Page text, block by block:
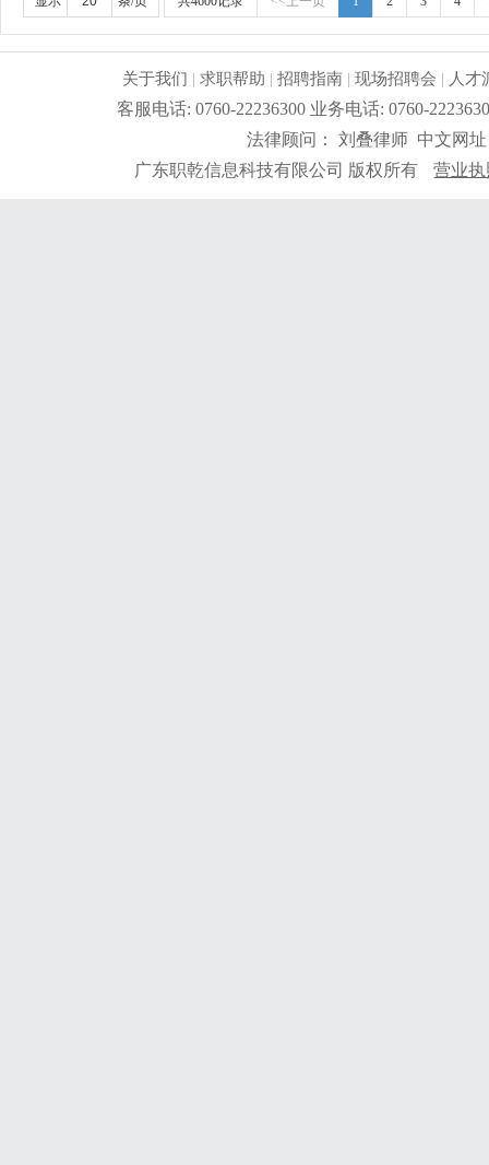
关于我们 |求职帮助 |招聘指南 |现场招聘会 | 人才
客服电话: 0760-22236300 业务电话: 0760-
法律顾问： 刘叠律师 中文网
广东职乾信息科技有限公司 版权所有
营业